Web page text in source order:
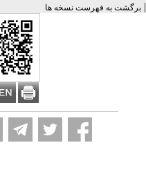
|برگشت به فهرست نسخه ها